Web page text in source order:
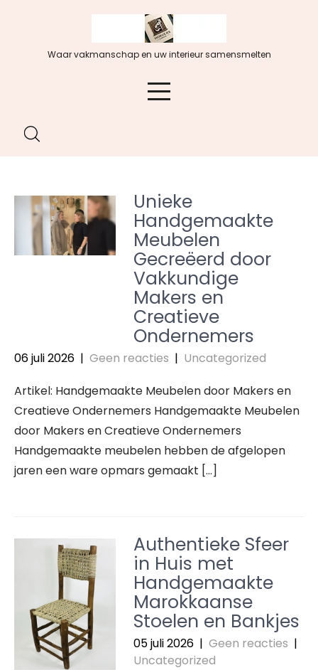
Waar vakmanschap en uw interieur samensmelten
Unieke
Handgemaakte
Meubelen
Gecreëerd door
Vakkundige
Makers en
Creatieve
Ondernemers
06 juli 2026 | Geen reacties | Uncategorized
Artikel: Handgemaakte Meubelen door Makers en
Creatieve Ondernemers Handgemaakte Meubelen
door Makers en Creatieve Ondernemers
Handgemaakte meubelen hebben de afgelopen
jaren een ware opmars gemaakt […]
Authentieke Sfeer
in Huis met
Handgemaakte
Marokkaanse
Stoelen en Bankjes
05 juli 2026 | Geen reacties |
Uncategorized